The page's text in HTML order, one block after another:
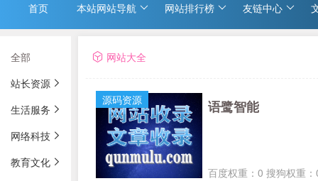
首页 本站网站导航 网站排行榜 友链中心
全部
站长资源
生活服务
网络科技
教育文化
网站大全
源码资源 语鹭智能
百度权重：0 搜狗权重